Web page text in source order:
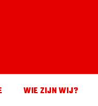
WIE ZIJN WIJ?